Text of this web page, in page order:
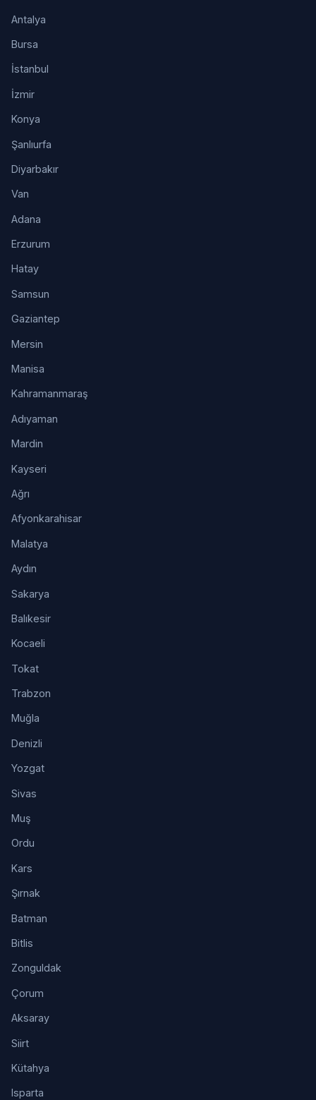
Antalya
Bursa
İstanbul
İzmir
Konya
Şanlıurfa
Diyarbakır
Van
Adana
Erzurum
Hatay
Samsun
Gaziantep
Mersin
Manisa
Kahramanmaraş
Adıyaman
Mardin
Kayseri
Ağrı
Afyonkarahisar
Malatya
Aydın
Sakarya
Balıkesir
Kocaeli
Tokat
Trabzon
Muğla
Denizli
Yozgat
Sivas
Muş
Ordu
Kars
Şırnak
Batman
Bitlis
Zonguldak
Çorum
Aksaray
Siirt
Kütahya
Isparta